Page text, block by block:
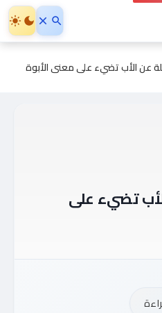
عن الأب تضيء على معنى الأبوة
تضيء على